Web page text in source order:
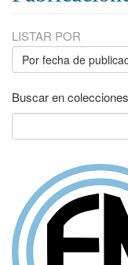
LISTAR POR
Por fecha de
Buscar en colecciones